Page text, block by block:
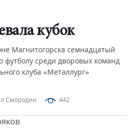
Смородин 442
кубок
Магнитогорска семнадцатый
футболу среди дворовых команд
клуба «Металлург»